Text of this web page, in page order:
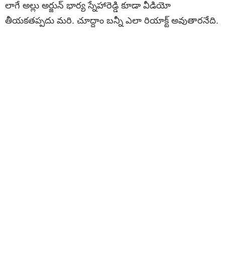
లాగే అల్లు అర్జున్ భార్య స్నేహారెడ్డి కూడా వీడియో
తీయకతప్పదు మరి. చూద్దాం బన్నీ ఎలా రియాక్ట్ అవుతారనేది.